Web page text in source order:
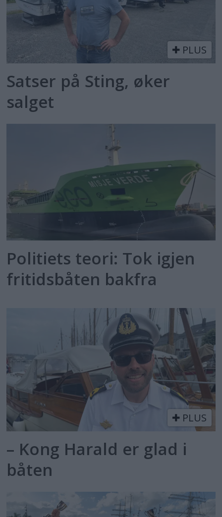
PLUS
Satser på Sting, øker
salget
Politiets teori: Tok igjen
fritidsbåten bakfra
PLUS
– Kong Harald er glad i
båten